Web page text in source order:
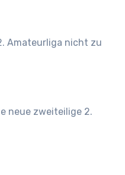
Amateurliga nicht zu
neue zweiteilige 2.